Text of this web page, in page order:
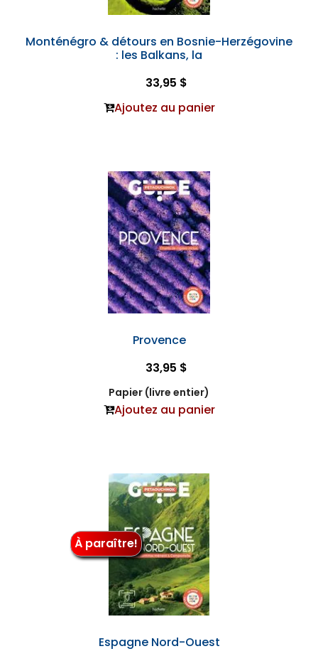
Monténégro & détours en Bosnie-Herzégovine
: les Balkans, la
33,95 $
Ajoutez au panier
Provence
33,95 $
Papier (livre entier)
Ajoutez au panier
À paraître!
Espagne Nord-Ouest